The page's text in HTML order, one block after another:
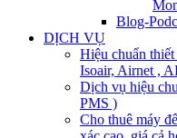
Blog-
DỊCH VỤ
Hiệu chuẩn
Isoair, Airnet ,
Dịch vụ hiệu
PMS )
Cho thuê máy